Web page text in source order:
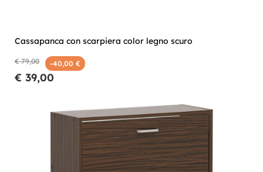
Cassapanca con scarpiera color legno scuro
€ 79,00 -40,00 €
€ 39,00